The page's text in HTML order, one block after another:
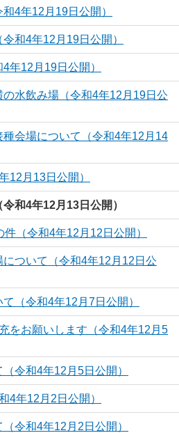
4年12月19日公開）
和4年12月19日公開）
年12月19日公開）
水飲み場（令和4年12月19日公
種会場について（令和4年12月14
12月13日公開）
和4年12月13日公開）
（令和4年12月12日公開）
ついて（令和4年12月12日公
（令和4年12月7日公開）
をお願いします（令和4年12月5
令和4年12月5日公開）
4年12月2日公開）
令和4年12月2日公開）